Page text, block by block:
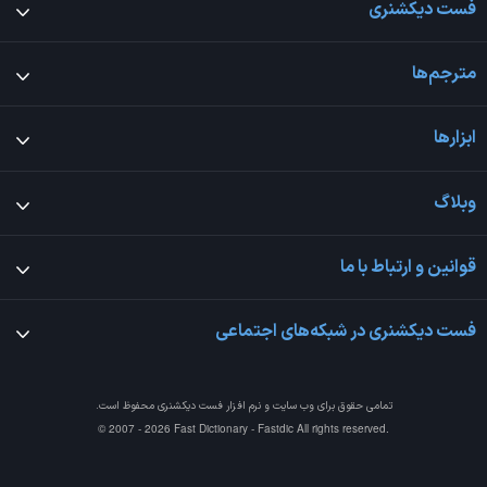
فست دیکشنری
مترجم‌ها
ابزارها
وبلاگ
قوانین و ارتباط با ما
فست دیکشنری در شبکه‌های اجتماعی
تمامی حقوق برای وب سایت و نرم افزارفست دیکشنری محفوظ است.
© 2007 - 2026 Fast Dictionary - Fastdic All rights reserved.